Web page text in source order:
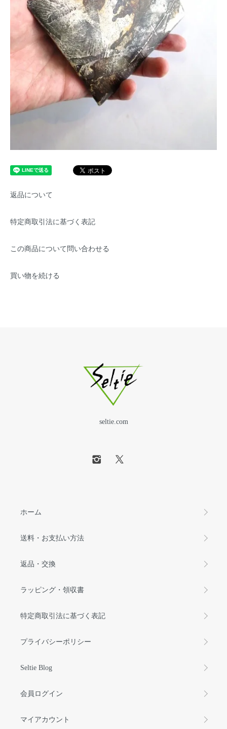
返品について
特定商取引法に基づく表記
この商品について問い合わせる
買い物を続ける
seltie.com
ホーム
送料・お支払い方法
返品・交換
ラッピング・領収書
特定商取引法に基づく表記
プライバシーポリシー
Seltie Blog
会員ログイン
マイアカウント